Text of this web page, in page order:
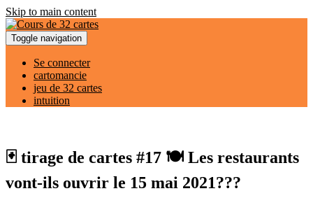
Skip to main content
Toggle navigation
Se connecter
cartomancie
jeu de 32 cartes
intuition
🃏 tirage de cartes #17 🍽 Les restaurants
vont-ils ouvrir le 15 mai 2021???